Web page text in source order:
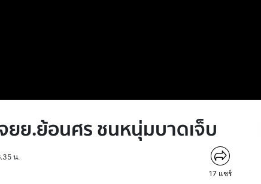
ยย.ย้อนศร ชนหนุ่มบาดเจ็บ
น.
17 แชร์